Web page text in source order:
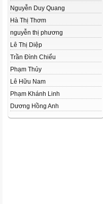
Nguyễn Duy Quang
Hà Thị Thơm
nguyễn thị phương
Lê Thị Diệp
Trần Đình Chiểu
Phạm Thủy
Lê Hữu Nam
Phạm Khánh Linh
Dương Hồng Anh